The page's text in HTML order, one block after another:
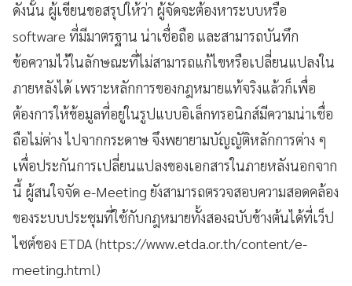
ดังนั้น ผู้เขียนขอสรุปให้ว่า ผู้จัดจะต้องหาระบบหรือ
software ที่มีมาตรฐาน น่าเชื่อถือ และสามารถบันทึก
ข้อความไว้ในลักษณะที่ไม่สามารถแก้ไขหรือเปลี่ยนแปลงใน
ภายหลังได้ เพราะหลักการของกฎหมายแท้จริงแล้วก็เพื่อ
ต้องการให้ข้อมูลที่อยู่ในรูปแบบอิเล็กทรอนิกส์มีความน่าเชื่อ
ถือไม่ต่าง ไปจากกระดาษ จึงพยายามบัญญัติหลักการต่าง ๆ
เพื่อประกันการเปลี่ยนแปลงของเอกสารในภายหลังนอกจาก
นี้ ผู้สนใจจัด e-Meeting ยังสามารถตรวจสอบความสอดคล้อง
ของระบบประชุมที่ใช้กับกฎหมายทั้งสองฉบับข้างต้นได้ที่เว็ป
ไซต์ของ ETDA (https://www.etda.or.th/content/e-
meeting.html)